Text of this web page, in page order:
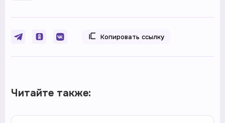
Копировать ссылку
Читайте также: